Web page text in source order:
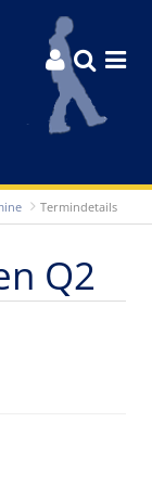
  
Termindetails
Q2